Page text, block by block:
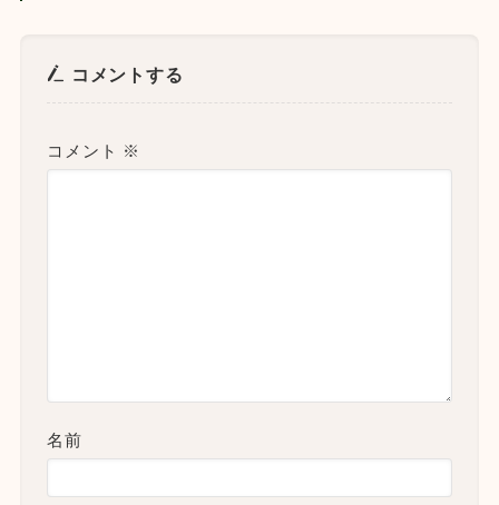
コメントする
コメント ※
名前